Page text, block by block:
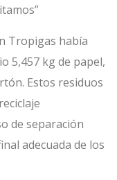
Tropigas había
5,457 kg de papel,
Estos residuos
de separación
adecuada de los